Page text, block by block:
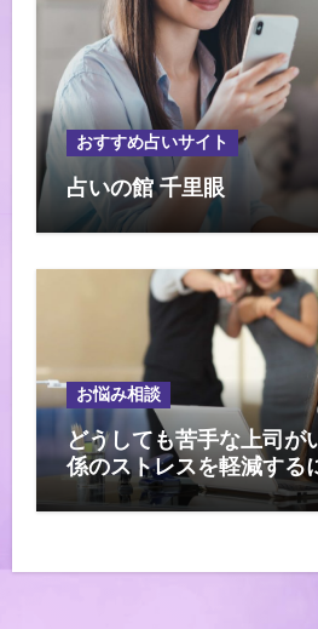
おすすめ占いサイト
占いの館 千里眼
お悩み相談
どうしても苦手な上司が
係のストレスを軽減する